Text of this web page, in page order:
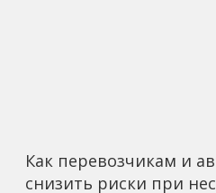
Как перевозчикам и
снизить риски при